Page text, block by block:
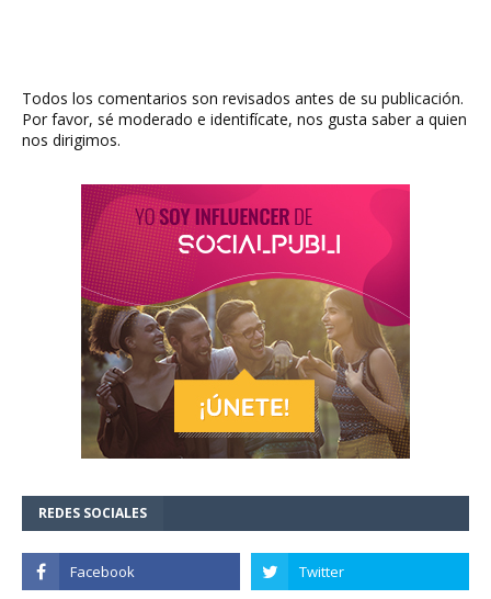
Todos los comentarios son revisados antes de su publicación.
Por favor, sé moderado e identifícate, nos gusta saber a quien
nos dirigimos.
REDES SOCIALES